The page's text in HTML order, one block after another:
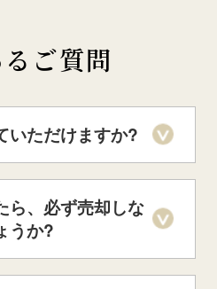
ご質問
いただけますか?
ら、必ず売却しな
うか?